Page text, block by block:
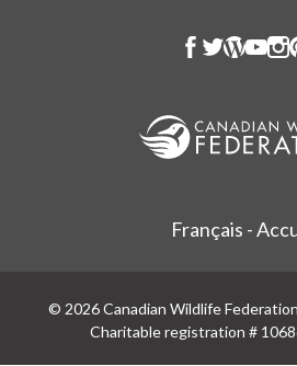
Français -
© 2026 Canadian Wildlife
Charitable registration #